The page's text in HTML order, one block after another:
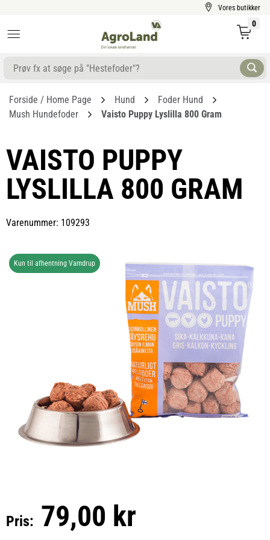
Vores butikker
0
Forside / Home Page Hund
Foder Hund
Mush Hundefoder
Vaisto Puppy Lyslilla 800 Gram
VAISTO PUPPY
LYSLILLA 800 GRAM
Varenummer: 109293
Kun til afhentning Vamdrup
Pris: 79,00 kr